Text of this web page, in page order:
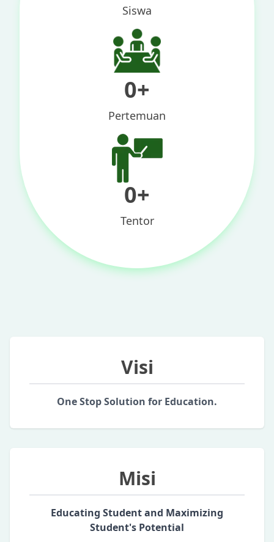
Siswa
0+
Pertemuan
0+
Tentor
Visi
One Stop Solution for Education.
Misi
Educating Student and Maximizing
Student's Potential